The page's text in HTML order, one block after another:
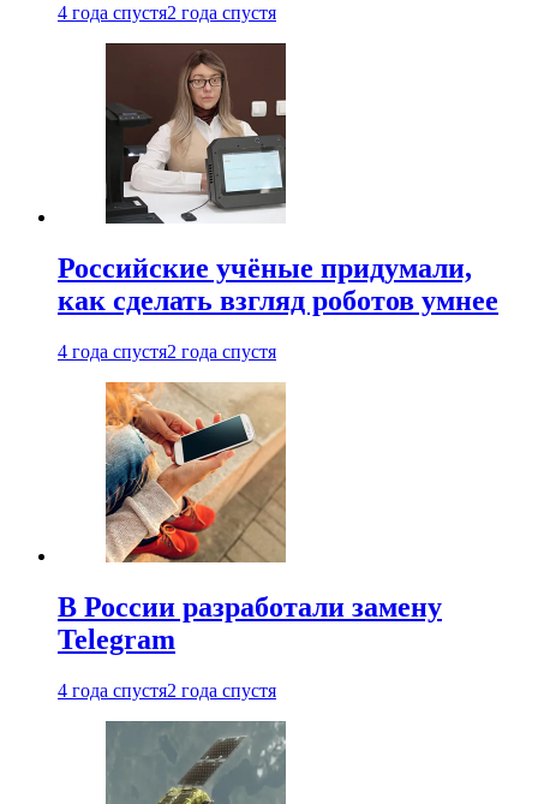
4 года спустя2 года спустя
Российские учёные придумали,
как сделать взгляд роботов умнее
4 года спустя2 года спустя
В России разработали замену
Telegram
4 года спустя2 года спустя